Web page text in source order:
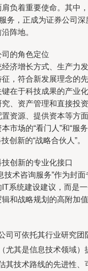
负着重要使命。其中，
务，正成为证券公司深
阵地。
的角色定位
济增长方式、生产力发
，符合新发展理念的先
在于科技成果的产业化
、资产管理和直接投资
资源、提供资本等方面
市场的“看门人”和“服务
创新的“战略合伙人”。
创新的专业化接口
技术咨询服务”作为封面
系统建设建议，而是
和战略规划的高附加值
司可依托其行业研究团
尤其是信息技术领域）
其技术路线的先进性、